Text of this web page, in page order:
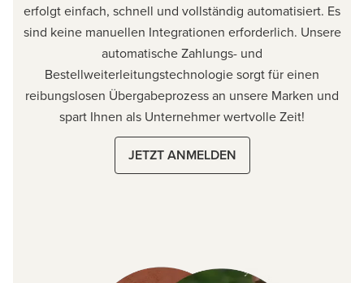
erfolgt einfach, schnell und vollständig automatisiert. Es
sind keine manuellen Integrationen erforderlich. Unsere
automatische Zahlungs- und
Bestellweiterleitungstechnologie sorgt für einen
reibungslosen Übergabeprozess an unsere Marken und
spart Ihnen als Unternehmer wertvolle Zeit!
JETZT ANMELDEN